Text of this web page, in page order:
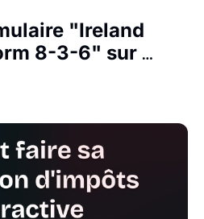
"Ireland
8-3-6" sur